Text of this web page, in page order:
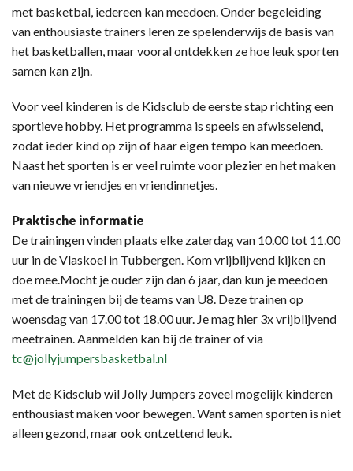
met basketbal, iedereen kan meedoen. Onder begeleiding
van enthousiaste trainers leren ze spelenderwijs de basis van
het basketballen, maar vooral ontdekken ze hoe leuk sporten
samen kan zijn.
Voor veel kinderen is de Kidsclub de eerste stap richting een
sportieve hobby. Het programma is speels en afwisselend,
zodat ieder kind op zijn of haar eigen tempo kan meedoen.
Naast het sporten is er veel ruimte voor plezier en het maken
van nieuwe vriendjes en vriendinnetjes.
Praktische informatie
De trainingen vinden plaats elke zaterdag van 10.00 tot 11.00
uur in de Vlaskoel in Tubbergen. Kom vrijblijvend kijken en
doe mee.Mocht je ouder zijn dan 6 jaar, dan kun je meedoen
met de trainingen bij de teams van U8. Deze trainen op
woensdag van 17.00 tot 18.00 uur. Je mag hier 3x vrijblijvend
meetrainen. Aanmelden kan bij de trainer of via
tc@jollyjumpersbasketbal.nl
Met de Kidsclub wil Jolly Jumpers zoveel mogelijk kinderen
enthousiast maken voor bewegen. Want samen sporten is niet
alleen gezond, maar ook ontzettend leuk.